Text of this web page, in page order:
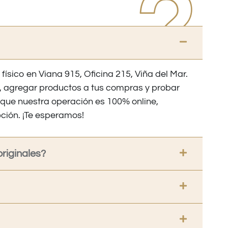
en Viana 915, Oficina 215, Viña del Mar.
agregar productos a tus compras y probar
nuestra operación es 100% online,
¡Te esperamos!